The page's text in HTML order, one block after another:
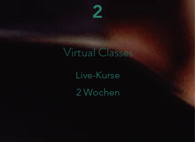
2
Virtual Classes
Live-Kurse
2 Wochen